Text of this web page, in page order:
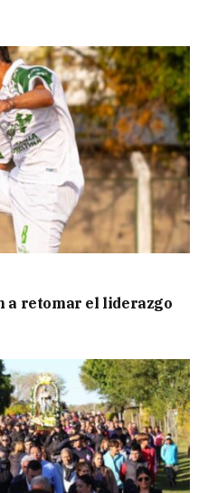
a retomar el liderazgo